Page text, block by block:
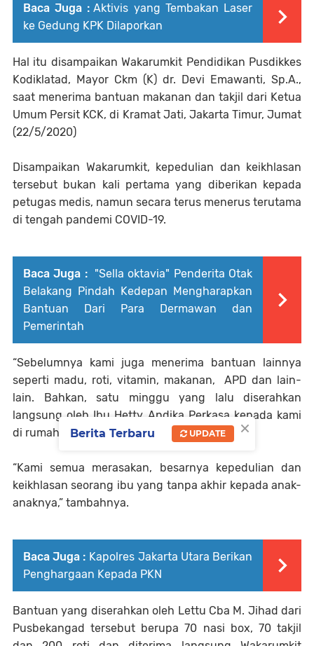
Baca Juga : Aktivis yang Tembakan Laser
ke Gedung KPK Dilaporkan
Hal itu disampaikan Wakarumkit Pendidikan Pusdikkes
Kodiklatad, Mayor Ckm (K) dr. Devi Emawanti, Sp.A.,
saat menerima bantuan makanan dan takjil dari Ketua
Umum Persit KCK, di Kramat Jati, Jakarta Timur, Jumat
(22/5/2020)
Disampaikan Wakarumkit, kepedulian dan keikhlasan
tersebut bukan kali pertama yang diberikan kepada
petugas medis, namun secara terus menerus terutama
di tengah pandemi COVID-19.
Baca Juga : "Sella oktavia" Penderita Otak
Belakang Pindah Kedepan Mengharapkan
Bantuan Dari Para Dermawan dan
Pemerintah
“Sebelumnya kami juga menerima bantuan lainnya
seperti madu, roti, vitamin, makanan, APD dan lain-
lain. Bahkan, satu minggu yang lalu diserahkan
langsung oleh Ibu Hetty Andika Perkasa kepada kami
di rumah sakit ini,” kata dr. Devi.
“Kami semua merasakan, besarnya kepedulian dan
keikhlasan seorang ibu yang tanpa akhir kepada anak-
anaknya,” tambahnya.
Baca Juga : Kapolres Jakarta Utara Berikan
Penghargaan Kepada PKN
Bantuan yang diserahkan oleh Lettu Cba M. Jihad dari
Pusbekangad tersebut berupa 70 nasi box, 70 takjil
×
Berita Terbaru UPDATE